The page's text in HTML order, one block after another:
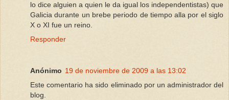
lo dice alguien a quien le da igual los independentistas) que
Galicia durante un brebe periodo de tiempo alla por el siglo
X o XI fue un reino.
Responder
Anónimo 19 de noviembre de 2009 a las 13:02
Este comentario ha sido eliminado por un administrador del
blog.